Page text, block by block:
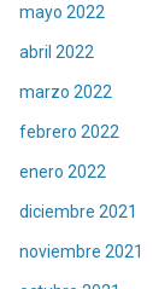
mayo 2022
abril 2022
marzo 2022
febrero 2022
enero 2022
diciembre 2021
noviembre 2021